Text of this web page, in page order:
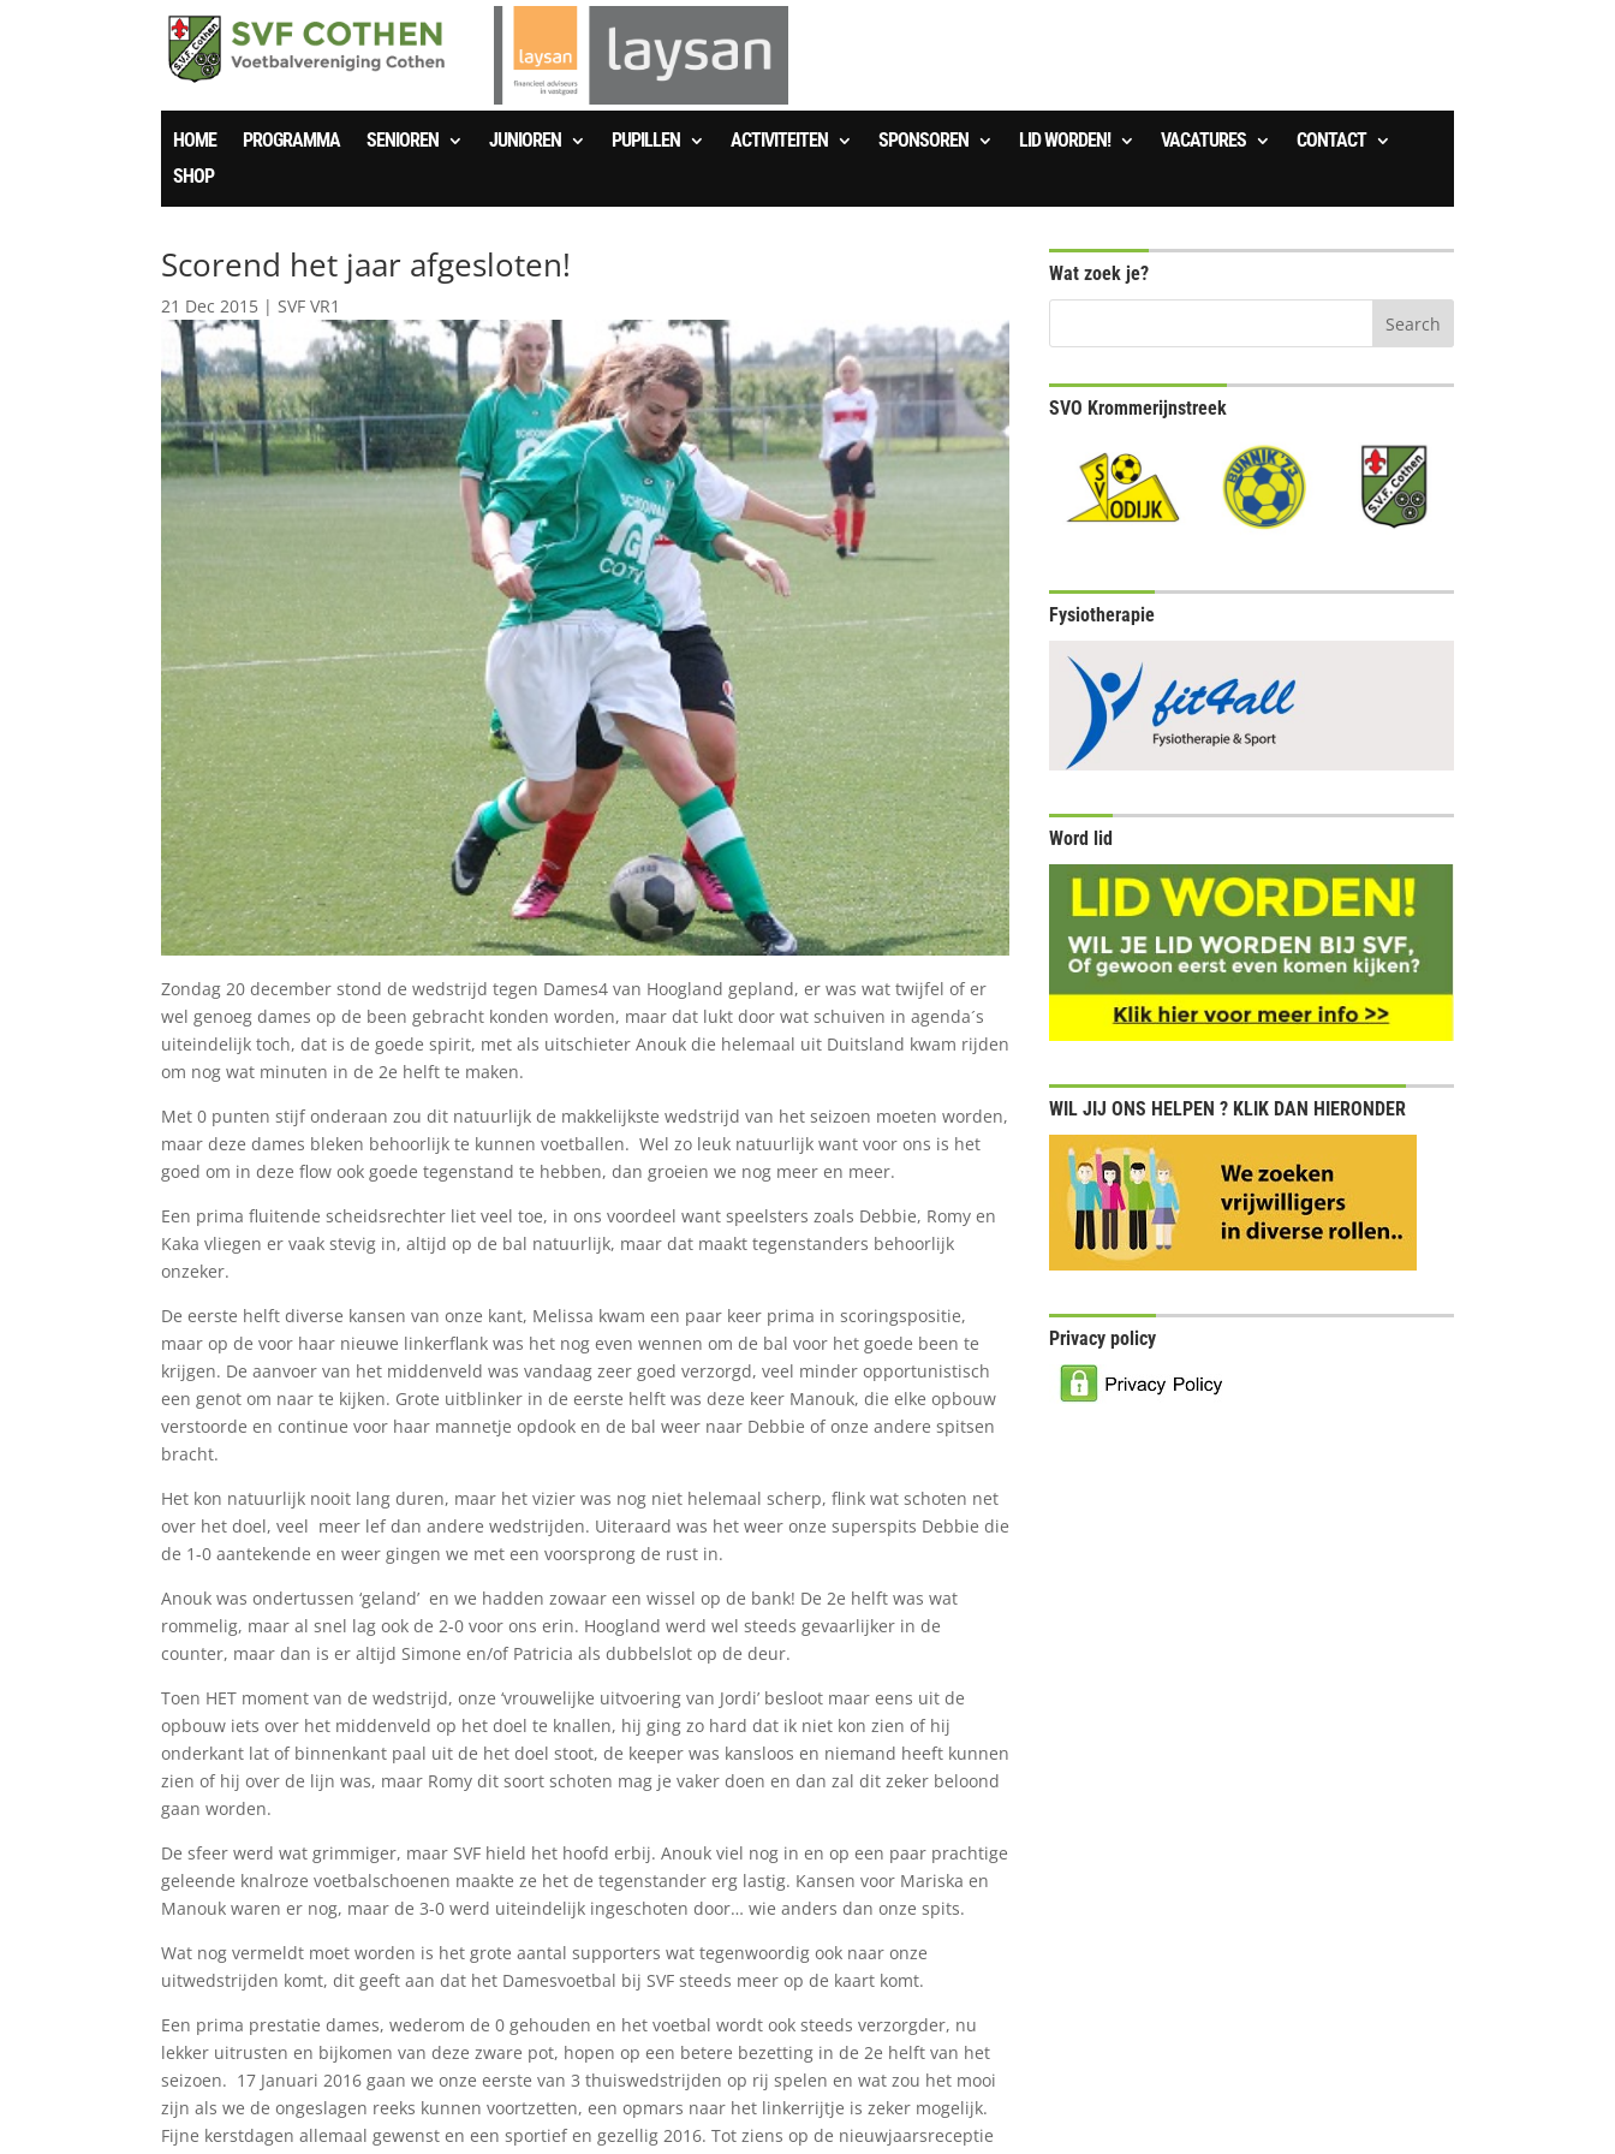
HOME PROGRAMMA SENIOREN JUNIOREN PUPILLEN ACTIVITEITEN SPONSOREN LID WORDEN! VACATURES
CONTACT
SHOP
Scorend het jaar afgesloten!
21 Dec 2015 | SVF VR1
Zondag 20 december stond de wedstrijd tegen Dames4 van Hoogland gepland, er was wat twijfel of er
wel genoeg dames op de been gebracht konden worden, maar dat lukt door wat schuiven in agenda´s
uiteindelijk toch, dat is de goede spirit, met als uitschieter Anouk die helemaal uit Duitsland kwam rijden
om nog wat minuten in de 2e helft te maken.
Met 0 punten stijf onderaan zou dit natuurlijk de makkelijkste wedstrijd van het seizoen moeten worden,
maar deze dames bleken behoorlijk te kunnen voetballen. Wel zo leuk natuurlijk want voor ons is het
goed om in deze flow ook goede tegenstand te hebben, dan groeien we nog meer en meer.
Een prima fluitende scheidsrechter liet veel toe, in ons voordeel want speelsters zoals Debbie, Romy en
Kaka vliegen er vaak stevig in, altijd op de bal natuurlijk, maar dat maakt tegenstanders behoorlijk
onzeker.
De eerste helft diverse kansen van onze kant, Melissa kwam een paar keer prima in scoringspositie,
maar op de voor haar nieuwe linkerflank was het nog even wennen om de bal voor het goede been te
krijgen. De aanvoer van het middenveld was vandaag zeer goed verzorgd, veel minder opportunistisch
een genot om naar te kijken. Grote uitblinker in de eerste helft was deze keer Manouk, die elke opbouw
verstoorde en continue voor haar mannetje opdook en de bal weer naar Debbie of onze andere spitsen
bracht.
Het kon natuurlijk nooit lang duren, maar het vizier was nog niet helemaal scherp, flink wat schoten net
over het doel, veel meer lef dan andere wedstrijden. Uiteraard was het weer onze superspits Debbie die
de 1-0 aantekende en weer gingen we met een voorsprong de rust in.
Anouk was ondertussen ‘geland’ en we hadden zowaar een wissel op de bank! De 2e helft was wat
rommelig, maar al snel lag ook de 2-0 voor ons erin. Hoogland werd wel steeds gevaarlijker in de
counter, maar dan is er altijd Simone en/of Patricia als dubbelslot op de deur.
Toen HET moment van de wedstrijd, onze ‘vrouwelijke uitvoering van Jordi’ besloot maar eens uit de
opbouw iets over het middenveld op het doel te knallen, hij ging zo hard dat ik niet kon zien of hij
onderkant lat of binnenkant paal uit de het doel stoot, de keeper was kansloos en niemand heeft kunnen
zien of hij over de lijn was, maar Romy dit soort schoten mag je vaker doen en dan zal dit zeker beloond
gaan worden.
De sfeer werd wat grimmiger, maar SVF hield het hoofd erbij. Anouk viel nog in en op een paar prachtige
geleende knalroze voetbalschoenen maakte ze het de tegenstander erg lastig. Kansen voor Mariska en
Manouk waren er nog, maar de 3-0 werd uiteindelijk ingeschoten door… wie anders dan onze spits.
Wat nog vermeldt moet worden is het grote aantal supporters wat tegenwoordig ook naar onze
uitwedstrijden komt, dit geeft aan dat het Damesvoetbal bij SVF steeds meer op de kaart komt.
Een prima prestatie dames, wederom de 0 gehouden en het voetbal wordt ook steeds verzorgder, nu
lekker uitrusten en bijkomen van deze zware pot, hopen op een betere bezetting in de 2e helft van het
seizoen. 17 Januari 2016 gaan we onze eerste van 3 thuiswedstrijden op rij spelen en wat zou het mooi
zijn als we de ongeslagen reeks kunnen voortzetten, een opmars naar het linkerrijtje is zeker mogelijk.
Fijne kerstdagen allemaal gewenst en een sportief en gezellig 2016. Tot ziens op de nieuwjaarsreceptie
Wat zoek je?
SVO Krommerijnstreek
Fysiotherapie
Word lid
WIL JIJ ONS HELPEN ? KLIK DAN HIERONDER
Privacy policy